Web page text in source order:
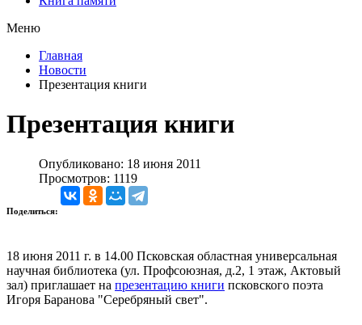
Меню
Главная
Новости
Презентация книги
Презентация книги
Опубликовано: 18 июня 2011
Просмотров: 1119
Поделиться:
18 июня 2011 г. в 14.00 Псковская областная универсальная
научная библиотека (ул. Профсоюзная, д.2, 1 этаж, Актовый
зал) приглашает на презентацию книги псковского поэта
Игоря Баранова "Серебряный свет".